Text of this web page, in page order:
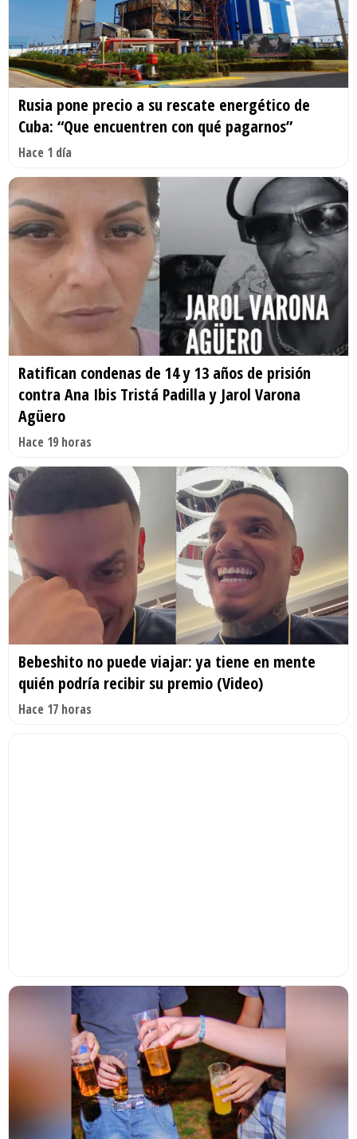
Rusia pone precio a su rescate energético de
Cuba: “Que encuentren con qué pagarnos”
Hace 1 día
Ratifican condenas de 14 y 13 años de prisión
contra Ana Ibis Tristá Padilla y Jarol Varona
Agüero
Hace 19 horas
Bebeshito no puede viajar: ya tiene en mente
quién podría recibir su premio (Video)
Hace 17 horas